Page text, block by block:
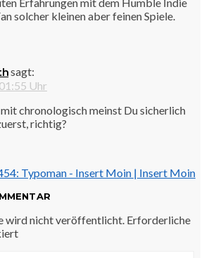
Erfahrungen mit dem Humble Indie
solcher kleinen aber feinen Spiele.
sagt:
Uhr
chronologisch meinst Du sicherlich
richtig?
Typoman - Insert Moin | Insert Moin
wird nicht veröffentlicht. Erforderliche